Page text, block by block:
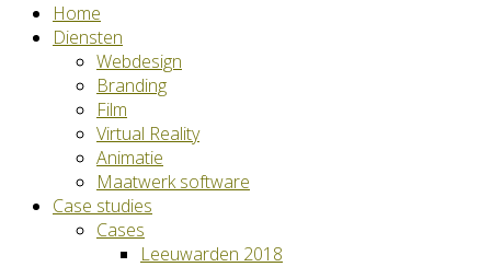
Home
Diensten
Webdesign
Branding
Film
Virtual Reality
Animatie
Maatwerk software
Case studies
Cases
Leeuwarden 2018